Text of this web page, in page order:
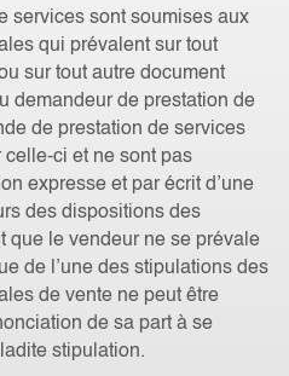
services sont soumises aux
qui prévalent sur tout
sur tout autre document
demandeur de prestation de
de prestation de services
ci et ne sont pas
expresse et par écrit d’une
des dispositions des
le vendeur ne se prévale
de l’une des stipulations des
de vente ne peut être
de sa part à se
stipulation.